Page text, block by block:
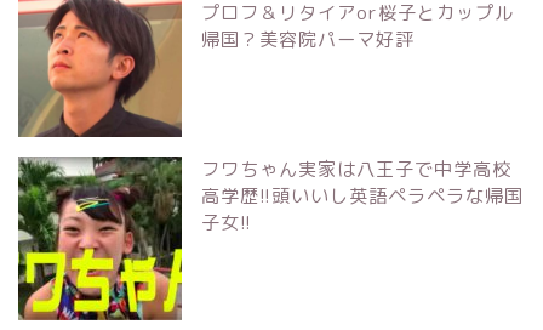
プロフ＆リタイアor桜子とカップル
帰国？美容院パーマ好評
フワちゃん実家は八王子で中学高校
高学歴!!頭いいし英語ペラペラな帰国
子女!!